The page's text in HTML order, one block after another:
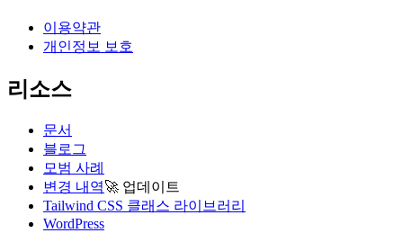
이용약관
개인정보 보호
리소스
문서
블로그
모범 사례
변경 내역🚀 업데이트
Tailwind CSS 클래스 라이브러리
WordPress